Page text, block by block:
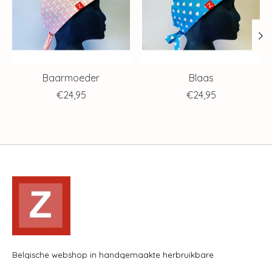
Baarmoeder
€24,95
Blaas
€24,95
Belgische webshop in handgemaakte herbruikbare